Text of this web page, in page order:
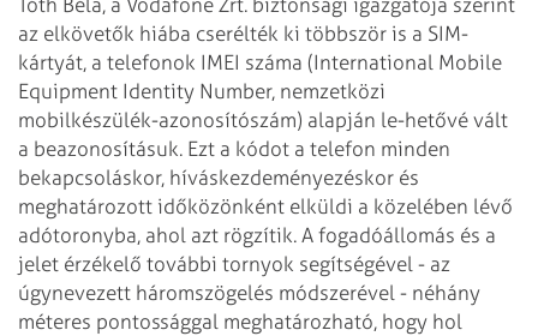
az elkövetők hiába cserélték ki többször is a SIM-
kártyát, a telefonok IMEI száma (International Mobile
Equipment Identity Number, nemzetközi
mobilkészülék-azonosítószám) alapján le-hetővé vált
a beazonosításuk. Ezt a kódot a telefon minden
bekapcsoláskor, híváskezdeményezéskor és
meghatározott időközönként elküldi a közelében lévő
adótoronyba, ahol azt rögzítik. A fogadóállomás és a
jelet érzékelő további tornyok segítségével - az
úgynevezett háromszögelés módszerével - néhány
méteres pontossággal meghatározható, hogy hol